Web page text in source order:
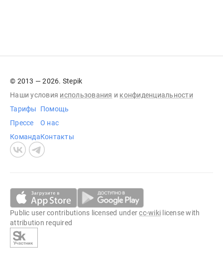
© 2013 — 2026. Stepik
Наши условия использования и конфиденциальности
Тарифы
Прессе
Команда
Помощь
О нас
Контакты
Public user contributions licensed undercc-wiki license with
attribution required